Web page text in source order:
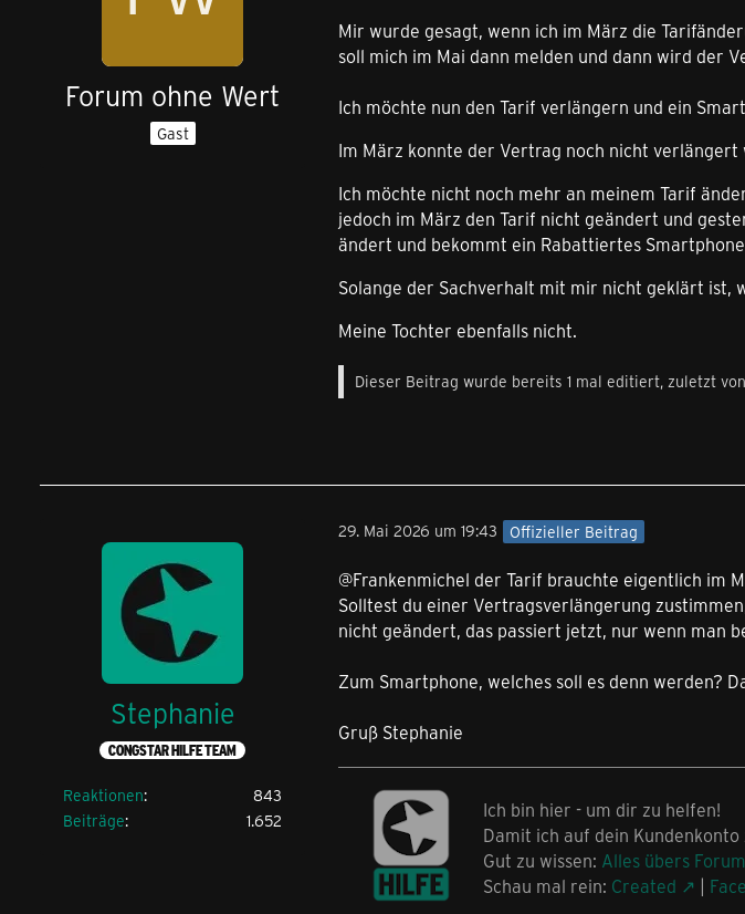
Forum ohne Wert
Gast
Mir wurde gesagt, wenn ich im März die
soll mich im Mai dann melden und dann wird der
Ich möchte nun den Tarif verlängern und ein
Im März konnte der Vertrag noch nicht
Ich möchte nicht noch mehr an meinem Tarif
jedoch im März den Tarif nicht geändert und
ändert und bekommt ein Rabattiertes
Solange der Sachverhalt mit mir nicht geklärt ist,
Meine Tochter ebenfalls nicht.
Dieser Beitrag wurde bereits 1 mal editiert, zuletzt
Stephanie
CONGSTAR HILFE TEAM
Reaktionen
843
Beiträge
1.652
29. Mai 2026 um 19:43 Offizieller Beitrag
@Frankenmichel der Tarif brauchte eigentlich im
Solltest du einer Vertragsverlängerung
nicht geändert, das passiert jetzt, nur wenn man
Zum Smartphone, welches soll es denn werden?
Gruß Stephanie
Ich bin hier - um dir zu helfen!
Damit ich auf dein
Gut zu wissen: Alles übers Forum
Schau mal rein: Created |